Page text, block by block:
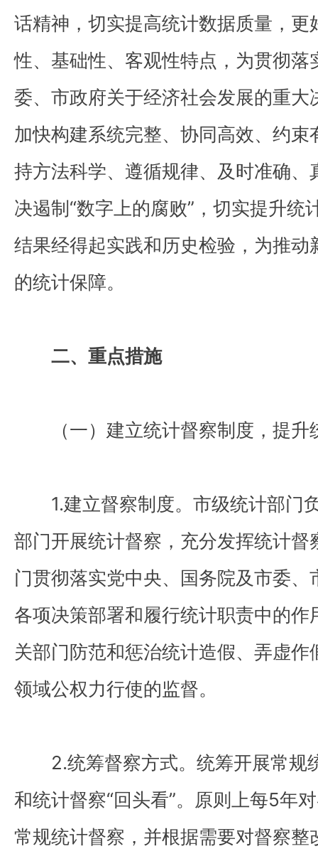
话精神，切实提高统计数据质量，更
性、基础性、客观性特点，为贯彻落
委、市政府关于经济社会发展的重
加快构建系统完整、协同高效、约
持方法科学、遵循规律、及时准确
决遏制“数字上的腐败”，切实提升统
结果经得起实践和历史检验，为推
的统计保障。
二、重点措施
（一）建立统计督察制度，提升
1.建立督察制度。市级统计部门
部门开展统计督察，充分发挥统计
门贯彻落实党中央、国务院及市委
各项决策部署和履行统计职责中的
关部门防范和惩治统计造假、弄虚
领域公权力行使的监督。
2.统筹督察方式。统筹开展常规
和统计督察“回头看”。原则上每5年
常规统计督察，并根据需要对督察整